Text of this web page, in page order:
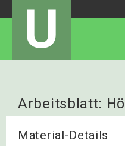
U
Arbeitsblatt:
Freunde und
Skigebiet
Material-Details